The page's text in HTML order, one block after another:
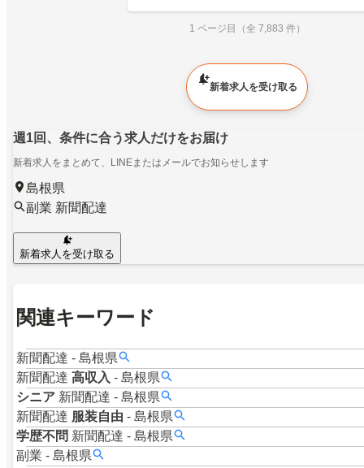
1 ページ目（全 7,883 件）
新着求人を受け取る
週1回、条件に合う求人だけをお届け
新着求人をまとめて、LINEまたはメールでお知らせします
島根県
副業 新聞配達
新着求人を受け取る
関連キーワード
新聞配達 - 島根県
新聞配達 高収入 - 島根県
シニア 新聞配達 - 島根県
新聞配達 服装自由 - 島根県
学歴不問 新聞配達 - 島根県
副業 - 島根県